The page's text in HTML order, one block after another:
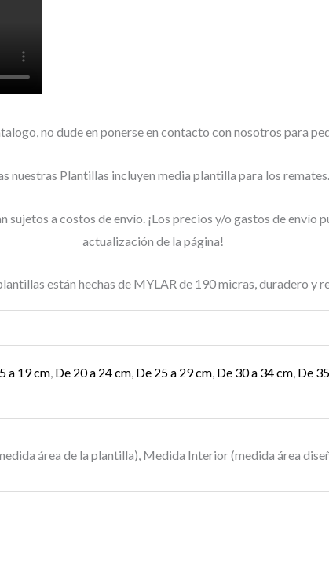
no dude en ponerse en contacto con nosotros para
nuestras Plantillas incluyen media plantilla para los remates.
sujetos a costos de envío. ¡Los precios y/o gastos de envío
actualización de la página!
están hechas de MYLAR de 190 micras, duradero y
a 19 cm, De 20 a 24 cm, De 25 a 29 cm, De 30 a 34 cm, De
área de la plantilla), Medida Interior (medida área